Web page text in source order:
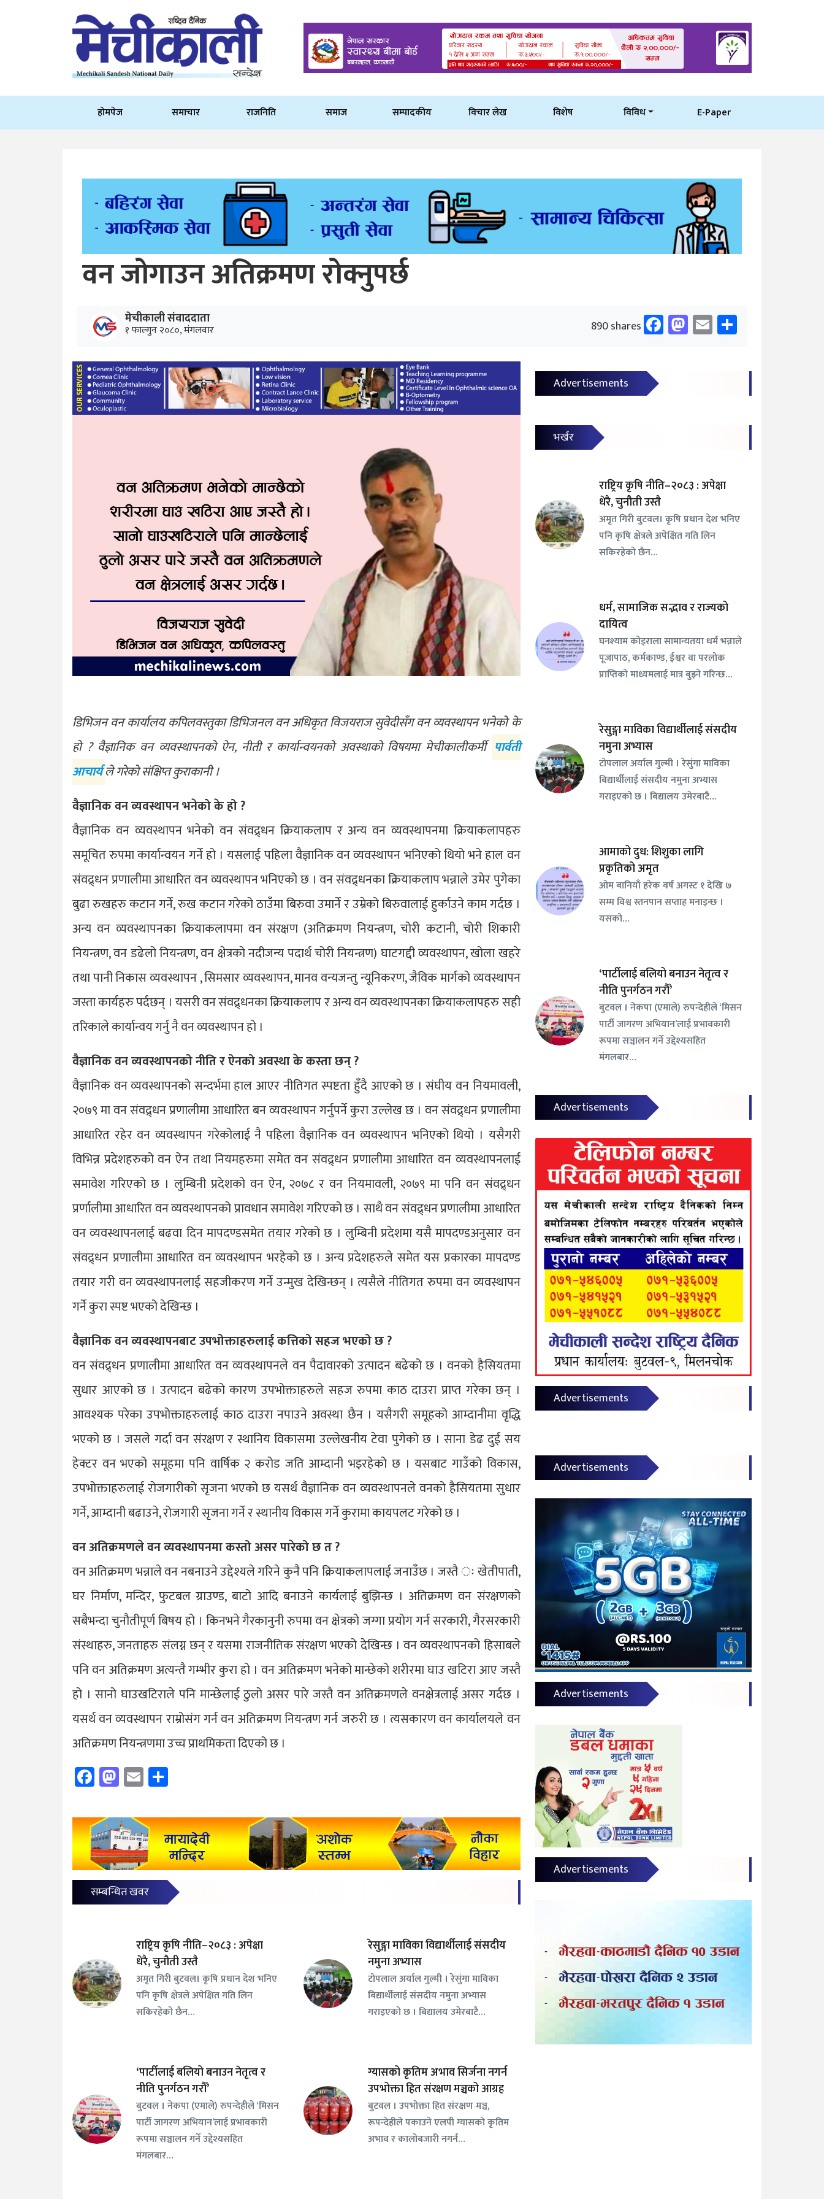
होमपेज समाचार राजनिति समाज सम्पादकीय विचार लेख विशेष विविध E-Paper
वन जोगाउन अतिक्रमण रोक्नुपर्छ
मेचीकाली संवाददाता
१ फाल्गुन २०८०, मंगलवार 890 shares Facebook
Mastodon
Email
डिभिजन वन कार्यालय कपिलवस्तुका डिभिजनल वन अधिकृत विजयराज सुवेदीसँग वन व्यवस्थापन भनेको के
हो ? वैज्ञानिक वन व्यवस्थापनको ऐन, नीती र कार्यान्वयनको अवस्थाको विषयमा मेचीकालीकर्मी पार्वती
आचार्यले गरेको संक्षिप्त कुराकानी ।
वैज्ञानिक वन व्यवस्थापन भनेको के हो ?
वैज्ञानिक वन व्यवस्थापन भनेको वन संवद्र्धन क्रियाकलाप र अन्य वन व्यवस्थापनमा क्रियाकलापहरु
समूचित रुपमा कार्यान्वयन गर्ने हो । यसलाई पहिला वैज्ञानिक वन व्यवस्थापन भनिएको थियो भने हाल वन
संवद्र्धन प्रणालीमा आधारित वन व्यवस्थापन भनिएको छ । वन संवद्र्धनका क्रियाकलाप भन्नाले उमेर पुगेका
बुढा रुखहरु कटान गर्ने, रुख कटान गरेको ठाउँमा बिरुवा उमार्ने र उम्रेको बिरुवालाई हुर्काउने काम गर्दछ ।
अन्य वन व्यवस्थापनका क्रियाकलापमा वन संरक्षण (अतिक्रमण नियन्त्रण, चोरी कटानी, चोरी शिकारी
नियन्त्रण, वन डढेलो नियन्त्रण, वन क्षेत्रको नदीजन्य पदार्थ चोरी नियन्त्रण) घाटगद्दी व्यवस्थापन, खोला खहरे
तथा पानी निकास व्यवस्थापन , सिमसार व्यवस्थापन, मानव वन्यजन्तु न्यूनिकरण, जैविक मार्गको व्यवस्थापन
जस्ता कार्यहरु पर्दछन् । यसरी वन संवद्र्धनका क्रियाकलाप र अन्य वन व्यवस्थापनका क्रियाकलापहरु सही
तरिकाले कार्यान्वय गर्नु नै वन व्यवस्थापन हो ।
वैज्ञानिक वन व्यवस्थापनको नीति र ऐनको अवस्था के कस्ता छन् ?
वैज्ञानिक वन व्यवस्थापनको सन्दर्भमा हाल आएर नीतिगत स्पष्टता हुँदै आएको छ । संघीय वन नियमावली,
२०७९ मा वन संवद्र्धन प्रणालीमा आधारित बन व्यवस्थापन गर्नुपर्ने कुरा उल्लेख छ । वन संवद्र्धन प्रणालीमा
आधारित रहेर वन व्यवस्थापन गरेकोलाई नै पहिला वैज्ञानिक वन व्यवस्थापन भनिएको थियो । यसैगरी
विभिन्न प्रदेशहरुको वन ऐन तथा नियमहरुमा समेत वन संवद्र्धन प्रणालीमा आधारित वन व्यवस्थापनलाई
समावेश गरिएको छ । लुम्बिनी प्रदेशको वन ऐन, २०७८ र वन नियमावली, २०७९ मा पनि वन संवद्र्धन
प्रर्णालीमा आधारित वन व्यवस्थापनको प्रावधान समावेश गरिएको छ । साथै वन संवद्र्धन प्रणालीमा आधारित
वन व्यवस्थापनलाई बढवा दिन मापदण्डसमेत तयार गरेको छ । लुम्बिनी प्रदेशमा यसै मापदण्डअनुसार वन
संवद्र्धन प्रणालीमा आधारित वन व्यवस्थापन भरहेको छ । अन्य प्रदेशहरुले समेत यस प्रकारका मापदण्ड
तयार गरी वन व्यवस्थापनलाई सहजीकरण गर्ने उन्मुख देखिन्छन् । त्यसैले नीतिगत रुपमा वन व्यवस्थापन
गर्ने कुरा स्पष्ट भएको देखिन्छ ।
वैज्ञानिक वन व्यवस्थापनबाट उपभोक्ताहरुलाई कत्तिको सहज भएको छ ?
वन संवद्र्धन प्रणालीमा आधारित वन व्यवस्थापनले वन पैदावारको उत्पादन बढेको छ । वनको हैसियतमा
सुधार आएको छ । उत्पादन बढेको कारण उपभोक्ताहरुले सहज रुपमा काठ दाउरा प्राप्त गरेका छन् ।
आवश्यक परेका उपभोक्ताहरुलाई काठ दाउरा नपाउने अवस्था छैन । यसैगरी समूहको आम्दानीमा वृद्धि
भएको छ । जसले गर्दा वन संरक्षण र स्थानिय विकासमा उल्लेखनीय टेवा पुगेको छ । साना डेढ दुई सय
हेक्टर वन भएको समूहमा पनि वार्षिक २ करोड जति आम्दानी भइरहेको छ । यसबाट गाउँको विकास,
उपभोक्ताहरुलाई रोजगारीको सृजना भएको छ यसर्थ वैज्ञानिक वन व्यवस्थापनले वनको हैसियतमा सुधार
गर्ने, आम्दानी बढाउने, रोजगारी सृजना गर्ने र स्थानीय विकास गर्ने कुरामा कायपलट गरेको छ ।
वन अतिक्रमणले वन व्यवस्थापनमा कस्तो असर पारेको छ त ?
वन अतिक्रमण भन्नाले वन नबनाउने उद्देश्यले गरिने कुनै पनि क्रियाकलापलाई जनाउँछ । जस्तै ः खेतीपाती,
घर निर्माण, मन्दिर, फुटबल ग्राउण्ड, बाटो आदि बनाउने कार्यलाई बुझिन्छ । अतिक्रमण वन संरक्षणको
सबैभन्दा चुनौतीपूर्ण बिषय हो । किनभने गैरकानुनी रुपमा वन क्षेत्रको जग्गा प्रयोग गर्न सरकारी, गैरसरकारी
संस्थाहरु, जनताहरु संलग्न छन् र यसमा राजनीतिक संरक्षण भएको देखिन्छ । वन व्यवस्थापनको हिसाबले
पनि वन अतिक्रमण अत्यन्तै गम्भीर कुरा हो । वन अतिक्रमण भनेको मान्छेको शरीरमा घाउ खटिरा आए जस्तै
हो । सानो घाउखटिराले पनि मान्छेलाई ठुलो असर पारे जस्तै वन अतिक्रमणले वनक्षेत्रलाई असर गर्दछ ।
यसर्थ वन व्यवस्थापन राम्रोसंग गर्न वन अतिक्रमण नियन्त्रण गर्न जरुरी छ । त्यसकारण वन कार्यालयले वन
अतिक्रमण नियन्त्रणमा उच्च प्राथमिकता दिएको छ ।
Facebook
Mastodon
Email
सम्बन्धित खवर
राष्ट्रिय कृषि नीति–२०८३ : अपेक्षा
धेरै, चुनौती उस्तै
अमृत गिरी बुटवल। कृषि प्रधान देश भनिए
पनि कृषि क्षेत्रले अपेक्षित गति लिन
सकिरहेको छैन…
रेसुङ्गा माविका विद्यार्थीलाई संसदीय
नमुना अभ्यास
टोपलाल अर्याल गुल्मी । रेसुंगा माविका
बिद्यार्थीलाई संसदीय नमुना अभ्यास
गराइएको छ । बिद्यालय उमेरबाटै…
‘पार्टीलाई बलियो बनाउन नेतृत्व र
नीति पुनर्गठन गरौँ’
बुटवल । नेकपा (एमाले) रुपन्देहीले ‘मिसन
पार्टी जागरण अभियान’लाई प्रभावकारी
रूपमा सञ्चालन गर्ने उद्देश्यसहित
मंगलबार…
ग्यासको कृतिम अभाव सिर्जना नगर्न
उपभोक्ता हित संरक्षण मञ्चको आग्रह
बुटवल । उपभोक्ता हित संरक्षण मञ्च,
रूपन्देहीले पकाउने एलपी ग्यासको कृतिम
अभाव र कालोबजारी नगर्न…
Advertisements
भर्खर
राष्ट्रिय कृषि नीति–२०८३ : अपेक्षा
धेरै, चुनौती उस्तै
अमृत गिरी बुटवल। कृषि प्रधान देश भनिए
पनि कृषि क्षेत्रले अपेक्षित गति लिन
सकिरहेको छैन…
धर्म, सामाजिक सद्भाव र राज्यको
दायित्व
घनश्याम कोइराला सामान्यतया धर्म भन्नाले
पूजापाठ, कर्मकाण्ड, ईश्वर वा परलोक
प्राप्तिको माध्यमलाई मात्र बुझ्ने गरिन्छ…
रेसुङ्गा माविका विद्यार्थीलाई संसदीय
नमुना अभ्यास
टोपलाल अर्याल गुल्मी । रेसुंगा माविका
बिद्यार्थीलाई संसदीय नमुना अभ्यास
गराइएको छ । बिद्यालय उमेरबाटै…
आमाको दुध: शिशुका लागि
प्रकृतिको अमृत
ओम बानियाँ हरेक वर्ष अगस्ट १ देखि ७
सम्म विश्व स्तनपान सप्ताह मनाइन्छ ।
यसको…
‘पार्टीलाई बलियो बनाउन नेतृत्व र
नीति पुनर्गठन गरौँ’
बुटवल । नेकपा (एमाले) रुपन्देहीले ‘मिसन
पार्टी जागरण अभियान’लाई प्रभावकारी
रूपमा सञ्चालन गर्ने उद्देश्यसहित
मंगलबार…
Advertisements
Advertisements
Advertisements
Advertisements
Advertisements